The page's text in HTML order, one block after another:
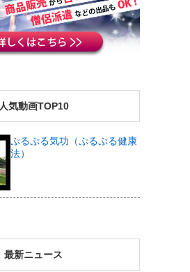
人気動画TOP10
ぷるぷる気功（ぷるぷる健康
法）
最新ニュース